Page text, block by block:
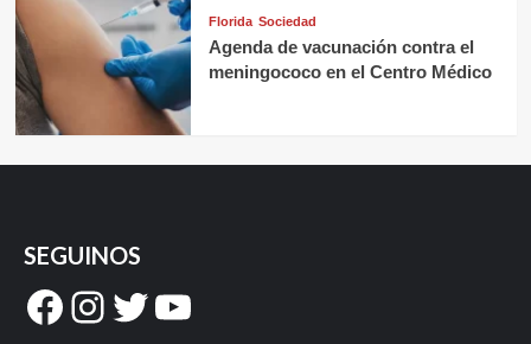
Florida Sociedad
Agenda de vacunación contra el
meningococo en el Centro Médico
SEGUINOS
Facebook
Instagram
Twitter
YouTube